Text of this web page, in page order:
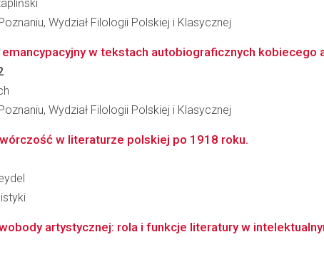
Wydział Filologii Polskiej i Klasycznej
w tekstach autobiograficznych kobiecego
Wydział Filologii Polskiej i Klasycznej
w literaturze polskiej po 1918 roku.
artystycznej: rola i funkcje literatury w